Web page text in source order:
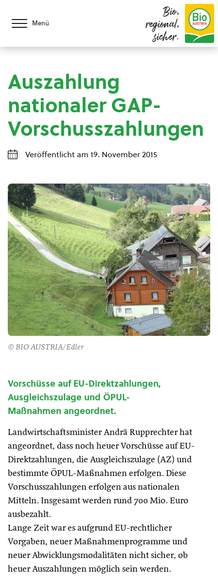
Menü
Bio,
regional,
sicher.
Auszahlung
nationaler GAP-
Vorschusszahlungen
Veröffentlicht am 19. November 2015
© BIO AUSTRIA/Edler
Vorschüsse auf EU-Direktzahlungen,
Ausgleichszulage und ÖPUL-
Maßnahmen angeordnet.
Landwirtschaftsminister Andrä Rupprechter hat
angeordnet, dass noch heuer Vorschüsse auf EU-
Direktzahlungen, die Ausgleichszulage (AZ) und
bestimmte ÖPUL-Maßnahmen erfolgen. Diese
Vorschusszahlungen erfolgen aus nationalen
Mitteln. Insgesamt werden rund 700 Mio. Euro
ausbezahlt.
Lange Zeit war es aufgrund EU-rechtlicher
Vorgaben, neuer Maßnahmenprogramme und
neuer Abwicklungsmodalitäten nicht sicher, ob
heuer Auszahlungen möglich sein werden.